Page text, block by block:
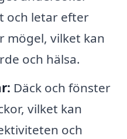
och letar efter
mögel, vilket kan
och hälsa.
Däck och fönster
vilket kan
och